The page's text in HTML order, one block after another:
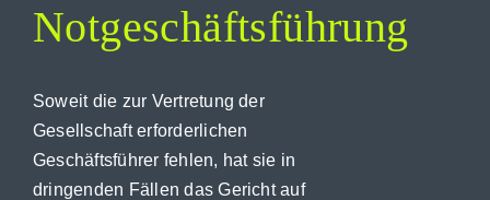
Leistungen
Honorar
Termin
Notgeschäftsführung
Soweit die zur Vertretung der
Gesellschaft erforderlichen
Geschäftsführer fehlen, hat sie in
dringenden Fällen das Gericht auf